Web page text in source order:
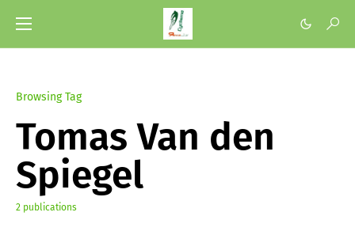
Browsing Tag
Tomas Van den
Spiegel
2 publications